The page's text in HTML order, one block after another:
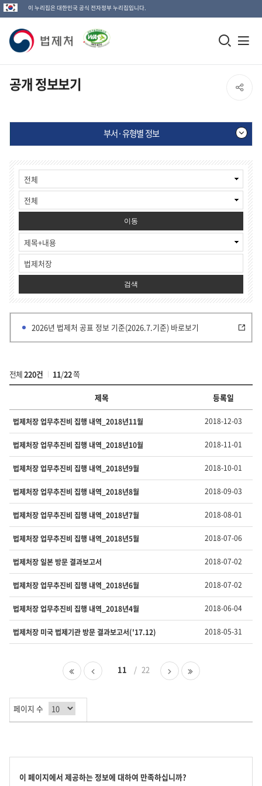
이 누리집은 대한민국 공식 전자정부 누리집입니다.
법
제
처
고
모
기
공개 정보보기 SNS
유
열
기
부서·유형별 정보
부
서
·
유
형
별
정
보
게
시
물
검
색
이동
검색
2026년 법제처 공표 정보 기준(2026.7.기준) 바로보기
전체220건 11/22쪽
서
·
유
형
별
정
보
의
번
호,
제
목,
담
당
부
서,
유
형,
등
록
를
제
공
다.
제목 등록일
법제처장 업무추진비 집행 내역_2018년11월 2018-12-03
법제처장 업무추진비 집행 내역_2018년10월 2018-11-01
법제처장 업무추진비 집행 내역_2018년9월 2018-10-01
법제처장 업무추진비 집행 내역_2018년8월 2018-09-03
법제처장 업무추진비 집행 내역_2018년7월 2018-08-01
법제처장 업무추진비 집행 내역_2018년5월 2018-07-06
법제처장 일본 방문 결과보고서 2018-07-02
법제처장 업무추진비 집행 내역_2018년6월 2018-07-02
법제처장 업무추진비 집행 내역_2018년4월 2018-06-04
법제처장 미국 법제기관 방문 결과보고서('17.12) 2018-05-31
첫
페
이
전
11 22
다
음
마
지
지
페이지 수
콘
이 페이지에서 제공하는 정보에 대하여 만족하십니까?